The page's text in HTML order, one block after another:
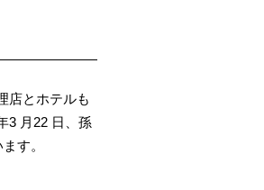
店とホテルも
3 月22 日、孫
す。